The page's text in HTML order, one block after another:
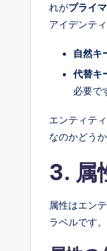
れがプライ
アイデンテ
自然キ
代替キ
必要で
エンティティ
なのかどう
3. 属
属性はエン
ラベルです。